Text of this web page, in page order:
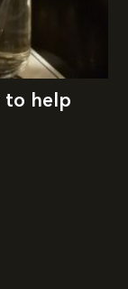
to help